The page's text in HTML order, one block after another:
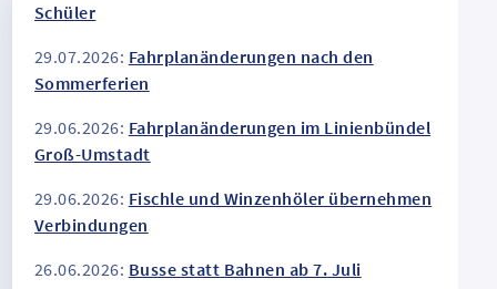
Schüler
29.07.2026: Fahrplanänderungen nach den
Sommerferien
29.06.2026: Fahrplanänderungen im Linienbündel
Groß-Umstadt
29.06.2026: Fischle und Winzenhöler übernehmen
Verbindungen
26.06.2026: Busse statt Bahnen ab 7. Juli